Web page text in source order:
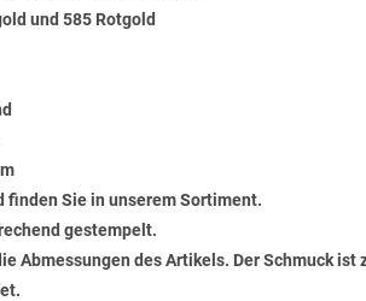
und 585 Rotgold
finden Sie in unserem Sortiment.
gestempelt.
Abmessungen des Artikels. Der Schmuck ist